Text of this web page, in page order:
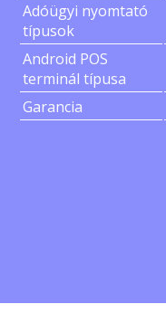
Adóügyi nyomtató
típusok
Android POS
terminál típusa
Garancia